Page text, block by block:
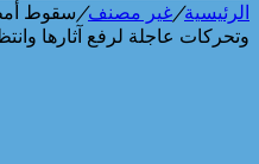
الرئيسية/غير مصنف/سقوط
وتحركات عاجلة لرفع آثارها